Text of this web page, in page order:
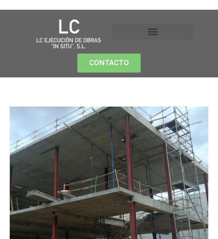
CONTACTO